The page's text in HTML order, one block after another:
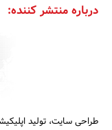
درباره منتشر کننده:
طراحی سایت، تولید